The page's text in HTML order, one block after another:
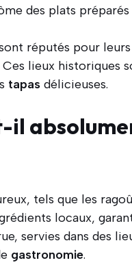
des plats préparés
réputés pour leurs
lieux historiques
tapas délicieuses.
il
tels que les
locaux,
servies dans des
gastronomie.